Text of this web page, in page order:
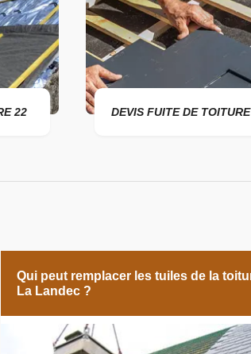
DEVIS FUITE DE TOITURE 22
Qui peut remplacer les tuiles de la
La Landec ?